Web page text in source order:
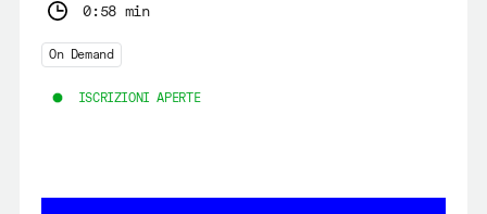
0:58 min
On Demand
ISCRIZIONI APERTE